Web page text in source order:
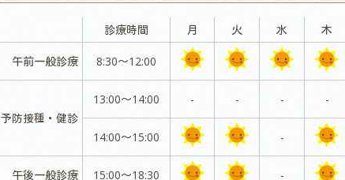
診療時間 月 火 水 木
午前一般診療 8:30～12:00
予防接種・健診
13:00～14:00 - - - -
14:00～15:00 -
午後一般診療 15:00～18:30 -